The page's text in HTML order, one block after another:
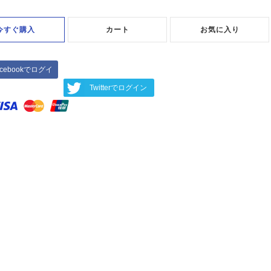
すぐ購入 カート お気に入り
でログイ
Twitterでログイン